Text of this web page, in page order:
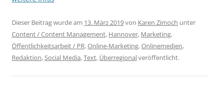
Dieser Beitrag wurde am 13. März 2019von Karen Zimoch unter
Content / Content Management, Hannover, Marketing,
Öffentlichkeitsarbeit / PR,Online-Marketing,Onlinemedien,
Redaktion,Social Media,Text, Überregionalveröffentlicht.